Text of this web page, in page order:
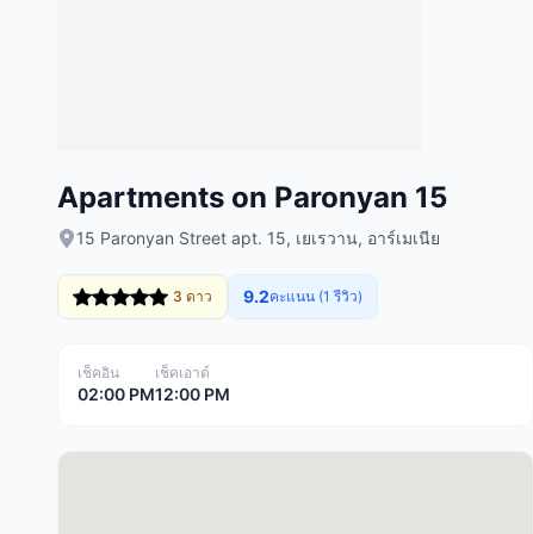
Apartments on Paronyan 15
15 Paronyan Street apt. 15, เยเรวาน, อาร์เมเนีย
3 ดาว 9.2คะแนน (1 รีวิว)
เช็คอิน
02:00 PM
เช็คเอาต์
12:00 PM